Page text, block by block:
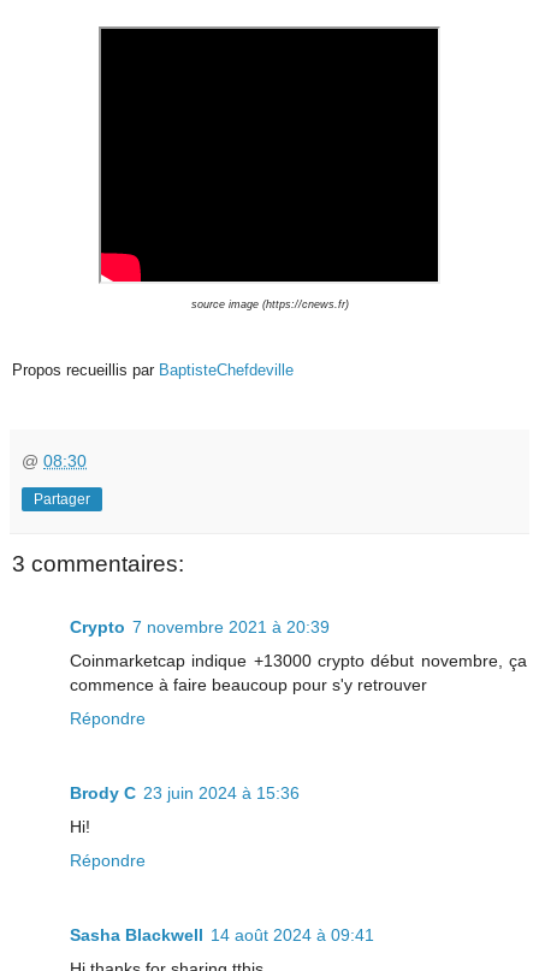
source image (https://cnews.fr)
Propos recueillis par BaptisteChefdeville
@ 08:30
Partager
3 commentaires:
Crypto 7 novembre 2021 à 20:39
Coinmarketcap indique +13000 crypto début novembre, ça
commence à faire beaucoup pour s'y retrouver
Répondre
Brody C 23 juin 2024 à 15:36
Hi!
Répondre
Sasha Blackwell 14 août 2024 à 09:41